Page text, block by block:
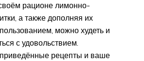
рационе лимонно-
а также дополняя их
можно худеть и
с удовольствием.
рецепты и ваше